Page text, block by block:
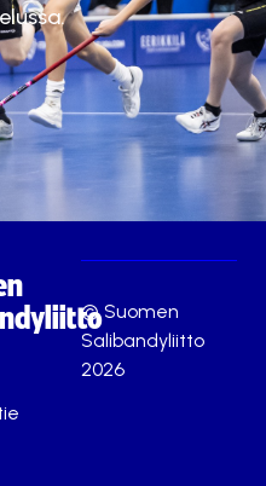
© Suomen
Salibandyliitto
2026